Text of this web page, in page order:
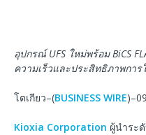
อุปกรณ์ UFS ใหม่พร้อม BiCS
ความเร็วและประสิทธิภาพการ
โตเกียว–(BUSINESS WIRE
Kioxia Corporation ผู้นำระ